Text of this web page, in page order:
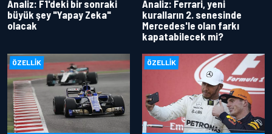
Analiz: F1'deki bir sonraki
büyük şey "Yapay Zeka"
olacak
Analiz: Ferrari, yeni
kuralların 2. senesinde
Mercedes'le olan farkı
kapatabilecek mi?
ÖZELLIK ÖZELLIK